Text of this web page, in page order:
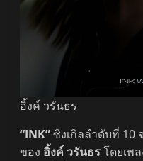
อิ้งค์ วรันธร
“INK”ซิงเกิลลำดับที่ 10
ของ อิ้งค์ วรันธรโดยเพ